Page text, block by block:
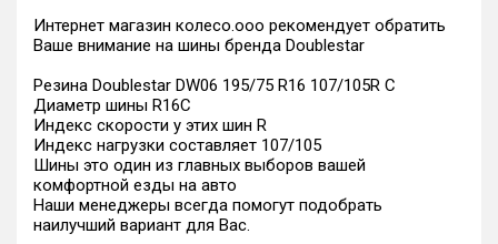
Интернет магазин колесо.ооо рекомендует обратить
Ваше внимание на шины бренда Doublestar
Резина Doublestar DW06 195/75 R16 107/105R C
Диаметр шины R16C
Индекс скорости у этих шин R
Индекс нагрузки составляет 107/105
Шины это один из главных выборов вашей
комфортной езды на авто
Наши менеджеры всегда помогут подобрать
наилучший вариант для Вас.